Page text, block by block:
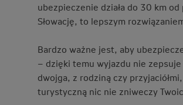
ubezpieczenie działa do 30 km
Słowację, to lepszym
Bardzo ważne jest, aby
– dzięki temu wyjazdu nie
dwojga, z rodziną czy
turystyczną nic nie zniweczy